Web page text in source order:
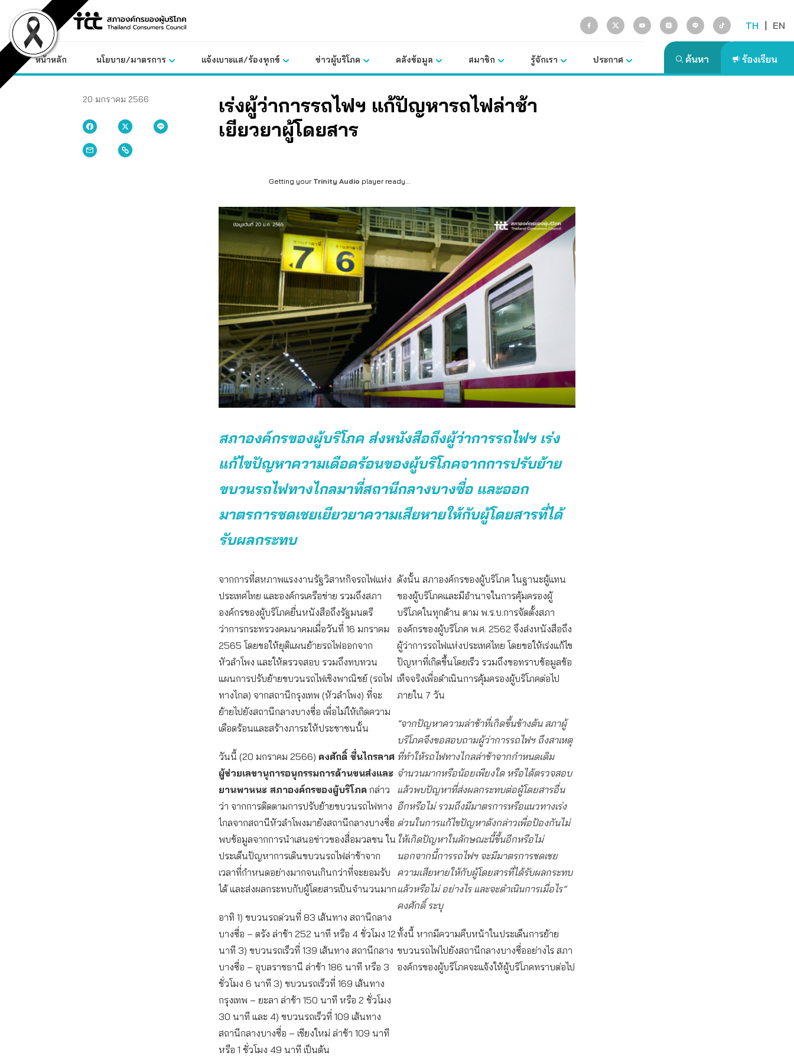
content
TH | EN
หน้าหลัก นโยบาย/มาตรการ แจ้งเบาะแส/ร้องทุกข์ ข่าวผู้บริโภค คลังข้อมูล สมาชิก รู้จักเรา ประกาศ
20 มกราคม 2566
เร่งผู้ว่าการรถไฟฯ แก้ปัญหารถไฟล่าช้า
เยียวยาผู้โดยสาร
Getting your Trinity Audio player ready...
สภาองค์กรของผู้บริโภค ส่งหนังสือถึงผู้ว่าการรถไฟฯ เร่ง
แก้ไขปัญหาความเดือดร้อนของผู้บริโภคจากการปรับย้าย
ขบวนรถไฟทางไกลมาที่สถานีกลางบางซื่อ และออก
มาตรการชดเชยเยียวยาความเสียหายให้กับผู้โดยสารที่ได้
รับผลกระทบ
จากการที่สหภาพแรงงานรัฐวิสาหกิจรถไฟแห่ง
ประเทศไทย และองค์กรเครือข่าย รวมถึงสภา
องค์กรของผู้บริโภคยื่นหนังสือถึงรัฐมนตรี
ว่าการกระทรวงคมนาคมเมื่อวันที่ 16 มกราคม
2565 โดยขอให้ยุติแผนย้ายรถไฟออกจาก
หัวลำโพง และให้ตรวจสอบ รวมถึงทบทวน
แผนการปรับย้ายขบวนรถไฟเชิงพาณิชย์ (รถไฟ
ทางไกล) จากสถานีกรุงเทพ (หัวลำโพง) ที่จะ
ย้ายไปยังสถานีกลางบางซื่อ เพื่อไม่ให้เกิดความ
เดือดร้อนและสร้างภาระให้ประชาชนนั้น
วันนี้ (20 มกราคม 2566) คงศักดิ์ ชื่นไกรลาศ
ผู้ช่วยเลขานุการอนุกรรมการด้านขนส่งและ
ยานพาหนะ สภาองค์กรของผู้บริโภค กล่าว
ว่า จากการติดตามการปรับย้ายขบวนรถไฟทาง
ไกลจากสถานีหัวลำโพงมายังสถานีกลางบางซื่อ
พบข้อมูลจากการนำเสนอข่าวของสื่อมวลชน ใน
ประเด็นปัญหาการเดินขบวนรถไฟล่าช้าจาก
เวลาที่กำหนดอย่างมากจนเกินกว่าที่จะยอมรับ
ได้ และส่งผลกระทบกับผู้โดยสารเป็นจำนวนมาก
อาทิ 1) ขบวนรถด่วนที่ 83 เส้นทาง สถานีกลาง
บางซื่อ – ตรัง ล่าช้า 252 นาที หรือ 4 ชั่วโมง 12
นาที 3) ขบวนรถเร็วที่ 139 เส้นทาง สถานีกลาง
บางซื่อ – อุบลราชธานี ล่าช้า 186 นาที หรือ 3
ชั่วโมง 6 นาที 3) ขบวนรถเร็วที่ 169 เส้นทาง
กรุงเทพ – ยะลา ล่าช้า 150 นาที หรือ 2 ชั่วโมง
30 นาที และ 4) ขบวนรถเร็วที่ 109 เส้นทาง
สถานีกลางบางซื่อ – เชียงใหม่ ล่าช้า 109 นาที
หรือ 1 ชั่วโมง 49 นาที เป็นต้น
ดังนั้น สภาองค์กรของผู้บริโภค ในฐานะผู้แทน
ของผู้บริโภคและมีอำนาจในการคุ้มครองผู้
บริโภคในทุกด้าน ตาม พ.ร.บ.การจัดตั้งสภา
องค์กรของผู้บริโภค พ.ศ. 2562 จึงส่งหนังสือถึง
ผู้ว่าการรถไฟแห่งประเทศไทย โดยขอให้เร่งแก้ไข
ปัญหาที่เกิดขึ้นโดยเร็ว รวมถึงขอทราบข้อมูลข้อ
เท็จจริงเพื่อดำเนินการคุ้มครองผู้บริโภคต่อไป
ภายใน 7 วัน
“จากปัญหาความล่าช้าที่เกิดขึ้นข้างต้น สภาผู้
บริโภคจึงขอสอบถามผู้ว่าการรถไฟฯ ถึงสาเหตุ
ที่ทำให้รถไฟทางไกลล่าช้าจากกำหนดเดิม
จำนวนมากหรือน้อยเพียงใด หรือได้ตรวจสอบ
แล้วพบปัญหาที่ส่งผลกระทบต่อผู้โดยสารอื่น
อีกหรือไม่ รวมถึงมีมาตรการหรือแนวทางเร่ง
ด่วนในการแก้ไขปัญหาดังกล่าวเพื่อป้องกันไม่
ให้เกิดปัญหาในลักษณะนี้ขึ้นอีกหรือไม่
นอกจากนี้การรถไฟฯ จะมีมาตรการชดเชย
ความเสียหายให้กับผู้โดยสารที่ได้รับผลกระทบ
แล้วหรือไม่ อย่างไร และจะดำเนินการเมื่อไร”
คงศักดิ์ ระบุ
ทั้งนี้ หากมีความคืบหน้าในประเด็นการย้าย
ขบวนรถไฟไปยังสถานีกลางบางซื่ออย่างไร สภา
องค์กรของผู้บริโภคจะแจ้งให้ผู้บริโภคทราบต่อไป